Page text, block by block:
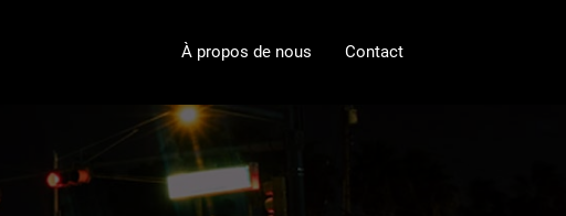
À propos de nous Contact